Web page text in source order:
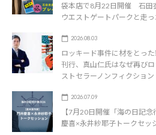
袋本店で8月22日開催 石田
ウエストゲートパークと走っ
2026.08.03
ロッキード事件に材をとっ
刊行、真山仁氏はなぜ再び
ストセラーノンフィクション
2026.07.09
【7月20日開催「海の日記
慶喜×永井紗耶子トークセッ